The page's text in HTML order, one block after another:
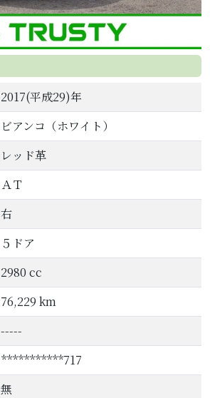
2017(平成29)年
ビアンコ（ホワイト）
レッド革
ＡＴ
右
５ドア
2980 cc
76,229 km
-----
***********717
無